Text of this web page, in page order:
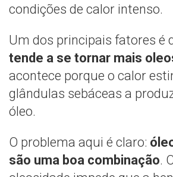
condições de calor intenso.
Um dos principais fatores é
tende a se tornar mais
acontece porque o calor
glândulas sebáceas a
óleo.
O problema aqui é claro:
são uma boa combinação.